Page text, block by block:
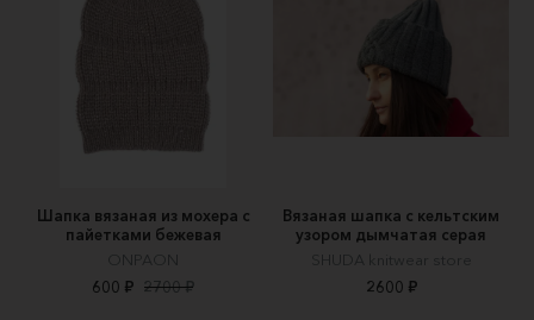
Шапка вязаная из мохера с
пайетками бежевая
ONPAON
600 ₽ 2700 ₽
Вязаная шапка с кельтским
узором дымчатая серая
SHUDA knitwear store
2600 ₽